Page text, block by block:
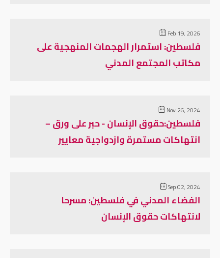
Feb 19, 2026
فلسطين: استمرار الهجمات المنهجية على
مكاتب المجتمع المدني
Nov 26, 2024
فلسطين:حقوق الإنسان - حبر على ورق –
انتهاكات مستمرة وازدواجية معايير
Sep 02, 2024
الفضاء المدني في فلسطين: مسرحا
لانتهاكات حقوق الإنسان